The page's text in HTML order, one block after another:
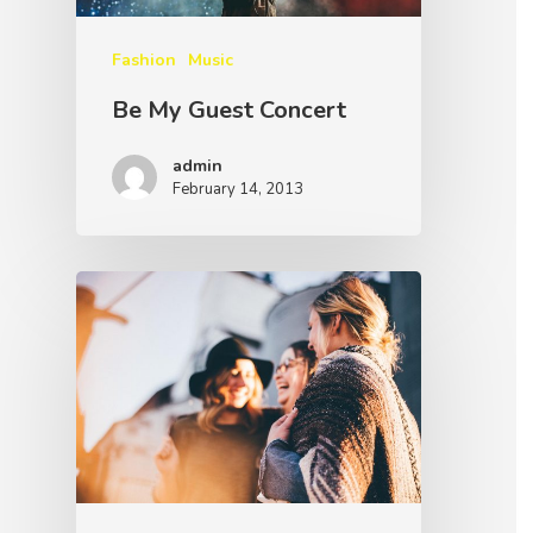
Fashion Music
Be My Guest Concert
admin
February 14, 2013